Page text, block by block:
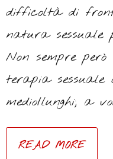
difficoltà di
natura sessuale
Non sempre
terapia sessuale
medio/lunghi; a
READ MORE